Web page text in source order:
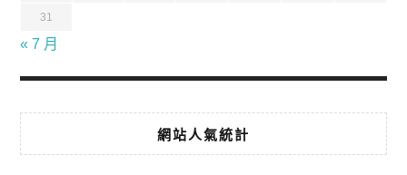
31
« 7 月
網站人氣統計